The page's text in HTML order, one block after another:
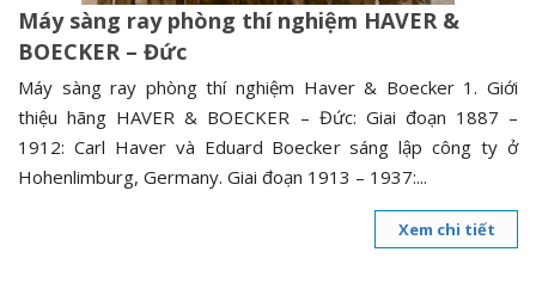
g
t
i
o
n
Máy sàng ray phòng thí nghiệm HAVER &
BOECKER – Đức
Máy sàng ray phòng thí nghiệm Haver & Boecker 1. Giới
thiệu hãng HAVER & BOECKER – Đức: Giai đoạn 1887 –
1912: Carl Haver và Eduard Boecker sáng lập công ty ở
Hohenlimburg, Germany. Giai đoạn 1913 – 1937:...
Xem chi tiết